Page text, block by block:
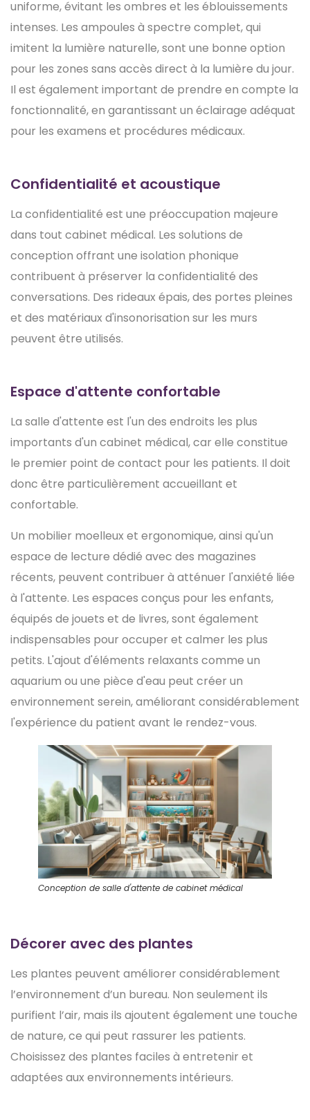
uniforme, évitant les ombres et les éblouissements
intenses. Les ampoules à spectre complet, qui
imitent la lumière naturelle, sont une bonne option
pour les zones sans accès direct à la lumière du jour.
Il est également important de prendre en compte la
fonctionnalité, en garantissant un éclairage adéquat
pour les examens et procédures médicaux.
Confidentialité et acoustique
La confidentialité est une préoccupation majeure
dans tout cabinet médical. Les solutions de
conception offrant une isolation phonique
contribuent à préserver la confidentialité des
conversations. Des rideaux épais, des portes pleines
et des matériaux d'insonorisation sur les murs
peuvent être utilisés.
Espace d'attente confortable
La salle d'attente est l'un des endroits les plus
importants d'un cabinet médical, car elle constitue
le premier point de contact pour les patients. Il doit
donc être particulièrement accueillant et
confortable.
Un mobilier moelleux et ergonomique, ainsi qu'un
espace de lecture dédié avec des magazines
récents, peuvent contribuer à atténuer l'anxiété liée
à l'attente. Les espaces conçus pour les enfants,
équipés de jouets et de livres, sont également
indispensables pour occuper et calmer les plus
petits. L'ajout d'éléments relaxants comme un
aquarium ou une pièce d'eau peut créer un
environnement serein, améliorant considérablement
l'expérience du patient avant le rendez-vous.
Conception de salle d'attente de cabinet médical
Décorer avec des plantes
Les plantes peuvent améliorer considérablement
l’environnement d’un bureau. Non seulement ils
purifient l’air, mais ils ajoutent également une touche
de nature, ce qui peut rassurer les patients.
Choisissez des plantes faciles à entretenir et
adaptées aux environnements intérieurs.